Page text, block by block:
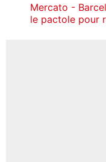
Mercato -
le pactole pour